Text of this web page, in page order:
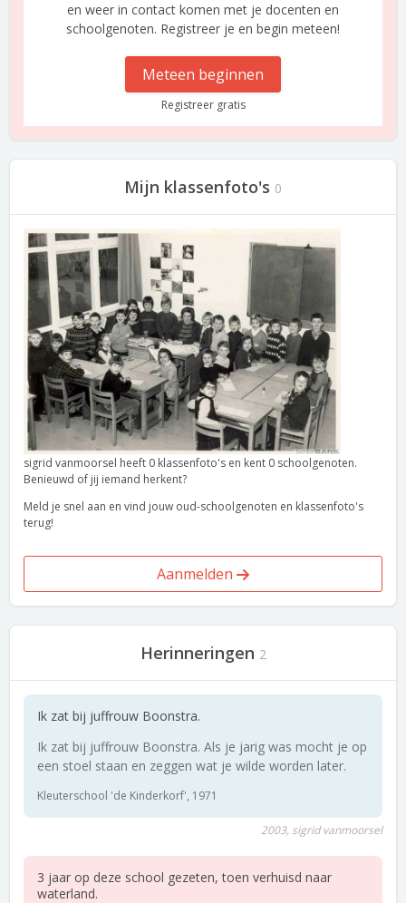
en weer in contact komen met je docenten en
schoolgenoten. Registreer je en begin meteen!
Meteen beginnen
Registreer gratis
Mijn klassenfoto's 0
sigrid vanmoorsel heeft 0 klassenfoto's en kent 0 schoolgenoten.
Benieuwd of jij iemand herkent?
Meld je snel aan en vind jouw oud-schoolgenoten en klassenfoto's
terug!
Aanmelden
Herinneringen 2
Ik zat bij juffrouw Boonstra.
Ik zat bij juffrouw Boonstra. Als je jarig was mocht je op
een stoel staan en zeggen wat je wilde worden later.
Kleuterschool 'de Kinderkorf', 1971
2003, sigrid vanmoorsel
3 jaar op deze school gezeten, toen verhuisd naar
waterland.